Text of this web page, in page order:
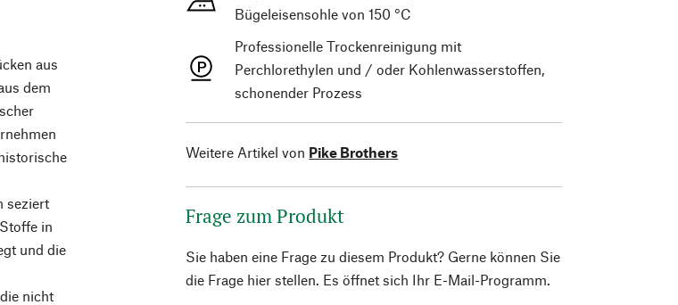
aus
dem
seziert
in
und die
nicht
Bügeleisensohle von 150 °C
Professionelle Trockenreinigung mit
Perchlorethylen und / oder Kohlenwasserstoffen,
schonender Prozess
Weitere Artikel von Pike Brothers
Frage zum Produkt
Sie haben eine Frage zu diesem Produkt? Gerne können Sie
die Frage hier stellen. Es öffnet sich Ihr E-Mail-Programm.